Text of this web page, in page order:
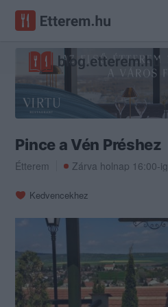
Pince a Vén Préshez
Étterem
Zárva holnap 16:00-ig
Kedvencekhez